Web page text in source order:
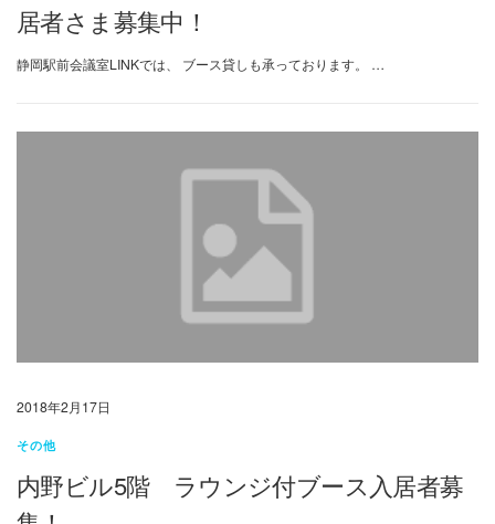
居者さま募集中！
静岡駅前会議室LINKでは、 ブース貸しも承っております。 …
2018年2月17日
その他
内野ビル5階 ラウンジ付ブース入居者募